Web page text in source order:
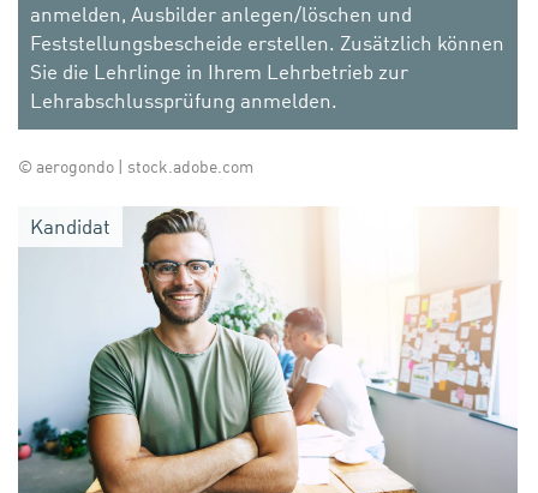
anmelden, Ausbilder anlegen/löschen und
Feststellungsbescheide erstellen. Zusätzlich können
Sie die Lehrlinge in Ihrem Lehrbetrieb zur
Lehrabschlussprüfung anmelden.
© aerogondo | stock.adobe.com
Kandidat